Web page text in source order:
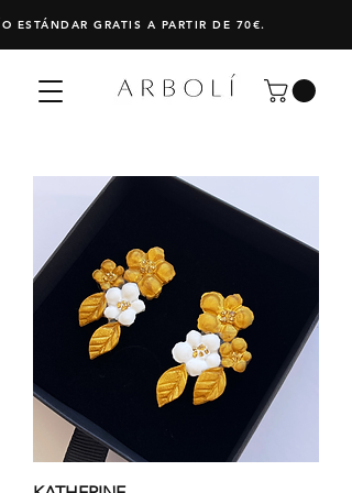
ESTÁNDAR GRATIS A PARTIR DE 70€.